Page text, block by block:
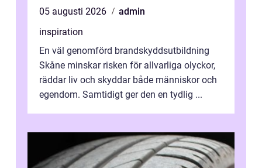
05 augusti 2026
admin
inspiration
En väl genomförd brandskyddsutbildning
Skåne minskar risken för allvarliga olyckor,
räddar liv och skyddar både människor och
egendom. Samtidigt ger den en tydlig ...